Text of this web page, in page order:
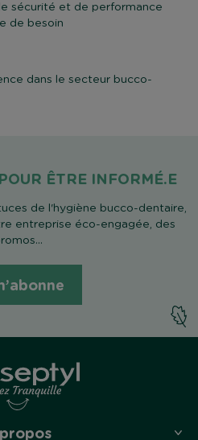
sécurité et de performance
de besoin
dans le secteur bucco-
ÊTRE INFORMÉ.E
de l'hygiène bucco-dentaire,
entreprise éco-engagée, des